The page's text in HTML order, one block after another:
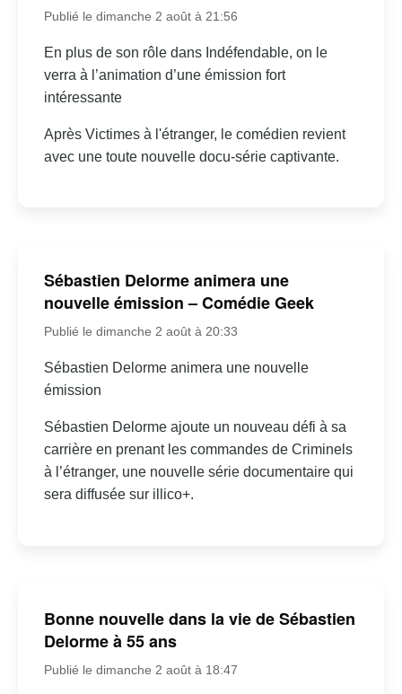
Publié le dimanche 2 août à 21:56
En plus de son rôle dans Indéfendable, on le
verra à l’animation d’une émission fort
intéressante
Après Victimes à l'étranger, le comédien revient
avec une toute nouvelle docu-série captivante.
Sébastien Delorme animera une
nouvelle émission – Comédie Geek
Publié le dimanche 2 août à 20:33
Sébastien Delorme animera une nouvelle
émission
Sébastien Delorme ajoute un nouveau défi à sa
carrière en prenant les commandes de Criminels
à l’étranger, une nouvelle série documentaire qui
sera diffusée sur illico+.
Bonne nouvelle dans la vie de Sébastien
Delorme à 55 ans
Publié le dimanche 2 août à 18:47